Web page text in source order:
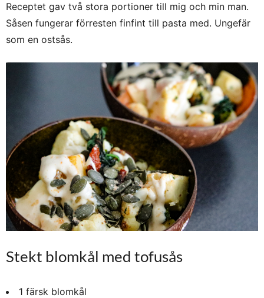
Receptet gav två stora portioner till mig och min man.
Såsen fungerar förresten finfint till pasta med. Ungefär
som en ostsås.
Stekt blomkål med tofusås
1 färsk blomkål